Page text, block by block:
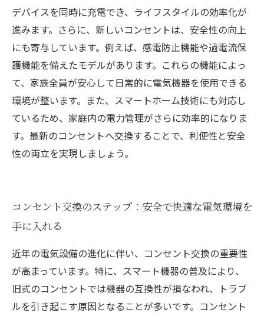
デバイスを同時に充電でき、ライフスタイルの効率化が
進みます。さらに、新しいコンセントは、安全性の向上
にも寄与しています。例えば、感電防止機能や過電流保
護機能を備えたモデルがあります。これらの機能によっ
て、家族全員が安心して日常的に電気機器を使用できる
環境が整います。また、スマートホーム技術にも対応し
ているため、家庭内の電力管理がさらに効率的になりま
す。最新のコンセントへ交換することで、利便性と安全
性の両立を実現しましょう。
コンセント交換のステップ：安全で快適な電気環境を
手に入れる
近年の電気設備の進化に伴い、コンセント交換の重要性
が高まっています。特に、スマート機器の普及により、
旧式のコンセントでは機器の互換性が損なわれ、トラブ
ルを引き起こす原因となることが多いです。コンセント